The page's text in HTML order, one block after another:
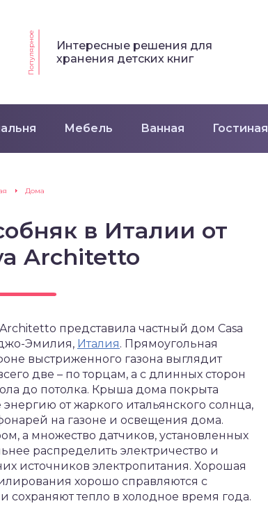
Популярное
Интересные решения для
хранения детских книг
Мебель Ванная Гостиная
Дома
в Италии от
Architetto
представила частный дом Casa
Эмилия, Италия. Прямоугольная
выстриженного газона выглядит
две – по торцам, а с длинных сторон
до потолка. Крыша дома покрыта
от жаркого итальянского солнца,
на газоне и освещения дома.
а множество датчиков, установленных
распределить электричество и
источников электропитания. Хорошая
хорошо справляются с
тепло в холодное время года.